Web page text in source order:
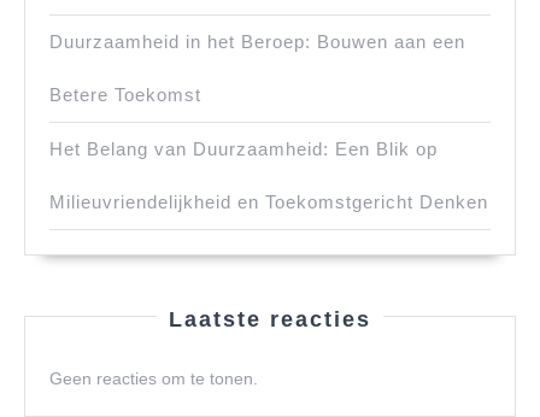
Duurzaamheid in het Beroep: Bouwen aan een
Betere Toekomst
Het Belang van Duurzaamheid: Een Blik op
Milieuvriendelijkheid en Toekomstgericht Denken
Laatste reacties
Geen reacties om te tonen.